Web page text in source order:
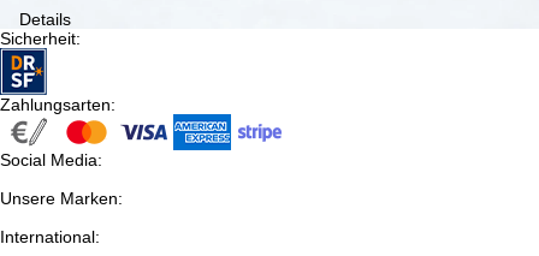
kostenfrei
…
Details
Sicherheit:
Zahlungsarten:
Social Media:
Unsere Marken:
International: